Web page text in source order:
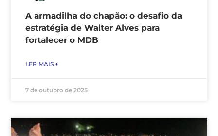
A armadilha do chapão: o desafio da
estratégia de Walter Alves para
fortalecer o MDB
LER MAIS +
7 de outubro de 2025